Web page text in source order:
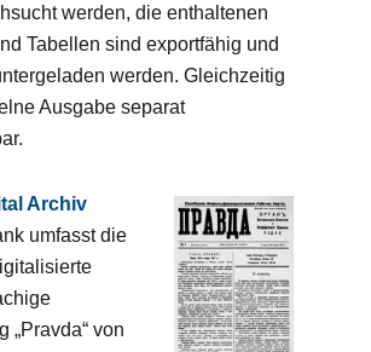
werden, die enthaltenen
Tabellen sind exportfähig und
werden. Gleichzeitig
Ausgabe separat
Archiv
umfasst die
„Pravda“ von